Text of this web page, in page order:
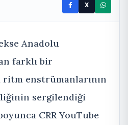
X
Anadolu
farklı bir
enstrümanlarının
sergilendiği
CRR YouTube